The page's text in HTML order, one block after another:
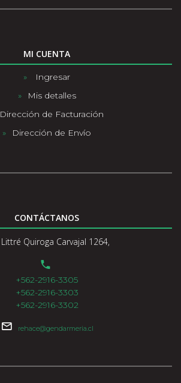
MI CUENTA
Ingresar
Mis detalles
Dirección de Facturación
Dirección de Envío
CONTÁCTANOS
Littré Quiroga Carvajal 1264,
+562-2916-3305
+562-2916-3303
+562-2916-3302
rehace@gendarmeria.cl